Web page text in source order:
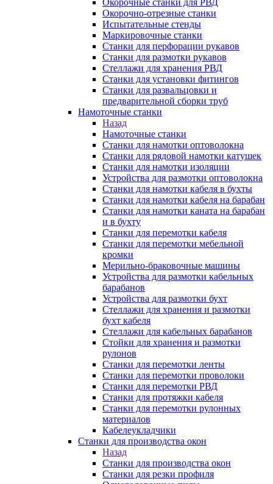
Окорочные станки для РВД
Окорочно-отрезные станки
Испытательные стенды
Маркировочные станки
Станки для перфорации рукавов
Станки для размотки рукавов
Стеллажи для хранения РВД
Станки для установки фитингов
Станки для развальцовки и
предварительной сборки труб
Намоточные станки
Назад
Намоточные станки
Станки для намотки оптоволокна
Станки для рядовой намотки катушек
Станки для намотки изоляции
Устройства для размотки оптоволокна
Станки для намотки кабеля в бухты
Станки для намотки кабеля на барабан
Станки для намотки каната на барабан
и в бухту
Станки для перемотки кабеля
Станки для перемотки мебельной
кромки
Мерильно-браковочные машины
Устройства для размотки кабельных
барабанов
Устройства для размотки бухт
Стеллажи для хранения и размотки
бухт кабеля
Стеллажи для кабельных барабанов
Стойки для хранения и размотки
рулонов
Станки для перемотки ленты
Станки для перемотки проволоки
Станки для перемотки РВД
Станки для протяжки кабеля
Станки для перемотки рулонных
материалов
Кабелеукладчики
Станки для производства окон
Назад
Станки для производства окон
Станки для резки профиля